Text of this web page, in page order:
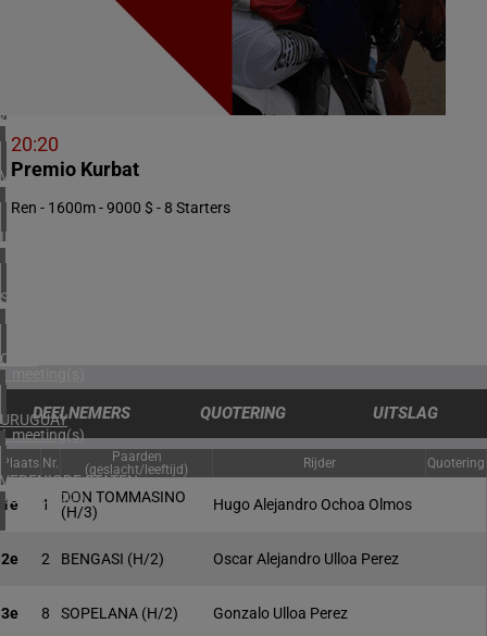
ZUID-AFRIKA
1 meeting(s)
VERENIGD KONINKRIJK
3 meeting(s)
IERLAND
2 meeting(s)
SPANJE
1 meeting(s)
CHILI
1 meeting(s)
URUGUAY
1 meeting(s)
VERENIGDE STATEN
4 meeting(s)
20:20
Premio Kurbat
Ren - 1600m - 9000 $ - 8 Starters
DEELNEMERS QUOTERING UITSLAG
Plaats Nr.
Paarden
(geslacht/leeftijd)
Rijder Quotering
1e 1
DON TOMMASINO
(H/3)
Hugo Alejandro Ochoa Olmos
2e 2 BENGASI (H/2) Oscar Alejandro Ulloa Perez
3e 8 SOPELANA (H/2) Gonzalo Ulloa Perez